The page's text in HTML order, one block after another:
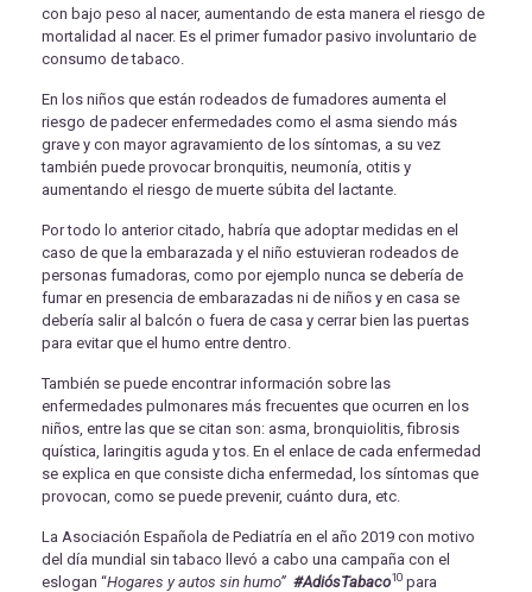
con bajo peso al nacer, aumentando de esta manera el riesgo de
mortalidad al nacer. Es el primer fumador pasivo involuntario de
consumo de tabaco.
En los niños que están rodeados de fumadores aumenta el
riesgo de padecer enfermedades como el asma siendo más
grave y con mayor agravamiento de los síntomas, a su vez
también puede provocar bronquitis, neumonía, otitis y
aumentando el riesgo de muerte súbita del lactante.
Por todo lo anterior citado, habría que adoptar medidas en el
caso de que la embarazada y el niño estuvieran rodeados de
personas fumadoras, como por ejemplo nunca se debería de
fumar en presencia de embarazadas ni de niños y en casa se
debería salir al balcón o fuera de casa y cerrar bien las puertas
para evitar que el humo entre dentro.
También se puede encontrar información sobre las
enfermedades pulmonares más frecuentes que ocurren en los
niños, entre las que se citan son: asma, bronquiolitis, fibrosis
quística, laringitis aguda y tos. En el enlace de cada enfermedad
se explica en que consiste dicha enfermedad, los síntomas que
provocan, como se puede prevenir, cuánto dura, etc.
La Asociación Española de Pediatría en el año 2019 con motivo
del día mundial sin tabaco llevó a cabo una campaña con el
eslogan “Hogares y autos sin humo” #AdiósTabaco10 para